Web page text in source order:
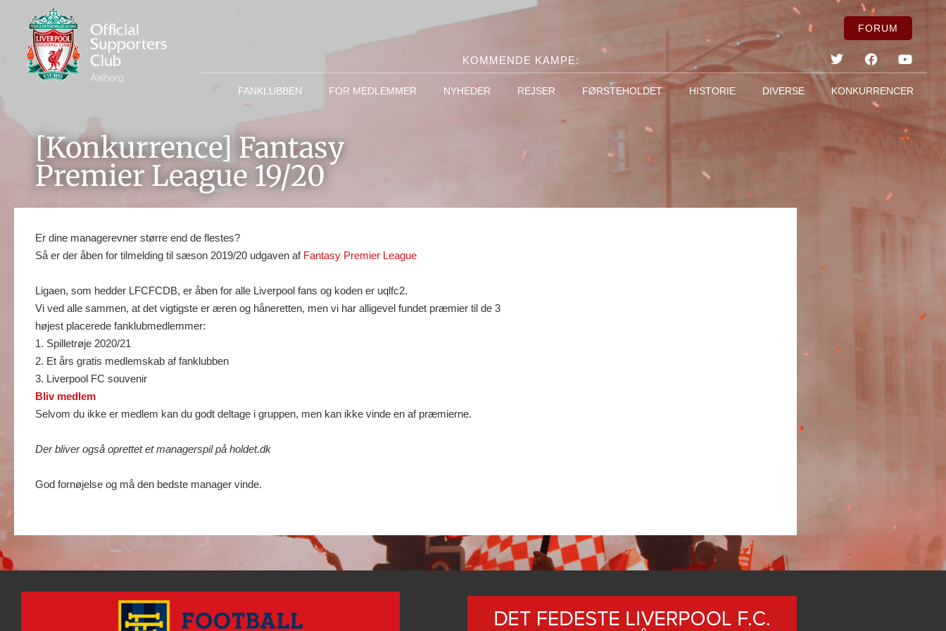
FORUM
KOMMENDE KAMPE:
FANKLUBBEN FOR MEDLEMMER NYHEDER REJSER FØRSTEHOLDET HISTORIE DIVERSE KONKURRENCER
[Konkurrence] Fantasy
Premier League 19/20
Er dine managerevner større end de flestes?
Så er der åben for tilmelding til sæson 2019/20 udgaven af Fantasy Premier League
Ligaen, som hedder LFCFCDB, er åben for alle Liverpool fans og koden er uqlfc2.
Vi ved alle sammen, at det vigtigste er æren og håneretten, men vi har alligevel fundet præmier til de 3
højest placerede fanklubmedlemmer:
1. Spilletrøje 2020/21
2. Et års gratis medlemskab af fanklubben
3. Liverpool FC souvenir
Bliv medlem
Selvom du ikke er medlem kan du godt deltage i gruppen, men kan ikke vinde en af præmierne.
Der bliver også oprettet et managerspil på holdet.dk
God fornøjelse og må den bedste manager vinde.